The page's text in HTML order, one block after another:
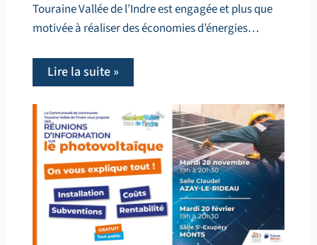
Touraine Vallée de l’Indre est engagée et plus que
motivée à réaliser des économies d’énergies…
Lire la suite »